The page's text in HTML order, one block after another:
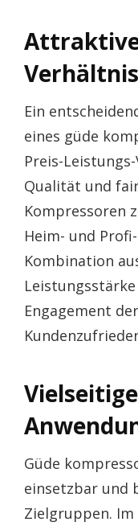
Verhältnis
Ein
eines güde
Preis-
Qualität und
Kompressoren
Heim- und
Kombination
Engagement
Vielseitige
Güde
einsetzbar und
Zielgruppen.